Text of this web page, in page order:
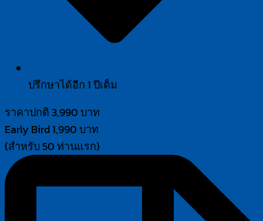
ปรึกษาได้อีก 1 ปีเต็ม
ราคาปกติ 3,990 บาท
Early Bird 1,990 บาท
(สำหรับ 50 ท่านแรก)